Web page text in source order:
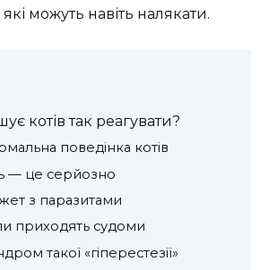
можуть навіть налякати.
котів так реагувати?
поведінка котів
— це серйозно
з паразитами
приходять судоми
такої «гіперестезії»